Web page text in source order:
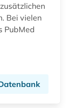
(1) Bei vielen
PubMed